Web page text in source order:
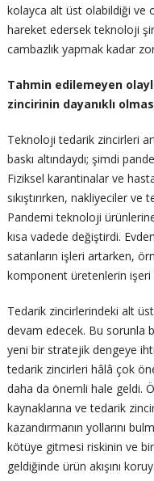
kolayca alt üst olabildiği ve
hareket edersek teknoloji
cambazlık yapmak kadar
Tahmin edilemeyen
zincirinin dayanıklı
Teknoloji tedarik zincirleri
baskı altındaydı; şimdi
Fiziksel karantinalar ve
sıkıştırırken, nakliyeciler
Pandemi teknoloji
kısa vadede değiştirdi.
satanların işleri artarken,
komponent üretenlerin işeri
Tedarik zincirlerindeki alt
devam edecek. Bu sorunla
yeni bir stratejik dengeye
tedarik zincirleri hâlâ çok
daha da önemli hale geldi.
kaynaklarına ve tedarik
kazandırmanın yollarını
kötüye gitmesi riskinin ve bir
geldiğinde ürün akışını